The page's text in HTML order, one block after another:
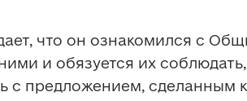
что он ознакомился с
и обязуется их
с предложением, сделанным